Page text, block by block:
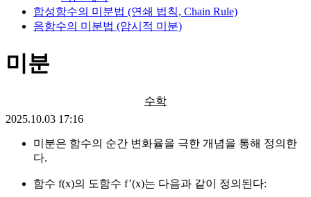
합성함수의 미분법 (연쇄 법칙, Chain Rule)
음함수의 미분법 (암시적 미분)
미분
수학
2025.10.03 17:16
미분은 함수의 순간 변화율을 극한 개념을 통해 정의한
다.
함수 f(x)의 도함수 f’(x)는 다음과 같이 정의된다: